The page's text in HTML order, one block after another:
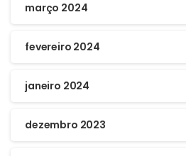
março 2024
fevereiro 2024
janeiro 2024
dezembro 2023